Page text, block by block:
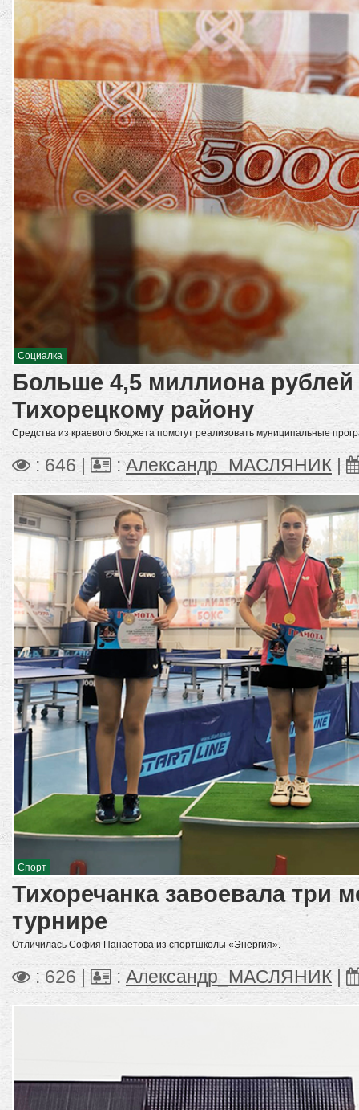
Социалка
Больше 4,5 миллиона
Тихорецкому району
Средства из краевого бюджета помогут реализовать муниципальные
: 646 | :Александр_МАСЛЯНИК |
Спорт
Тихоречанка завоевала три
турнире
Отличилась София Панаетова из спортшколы «Энергия».
: 626 | : Александр_МАСЛЯНИК|